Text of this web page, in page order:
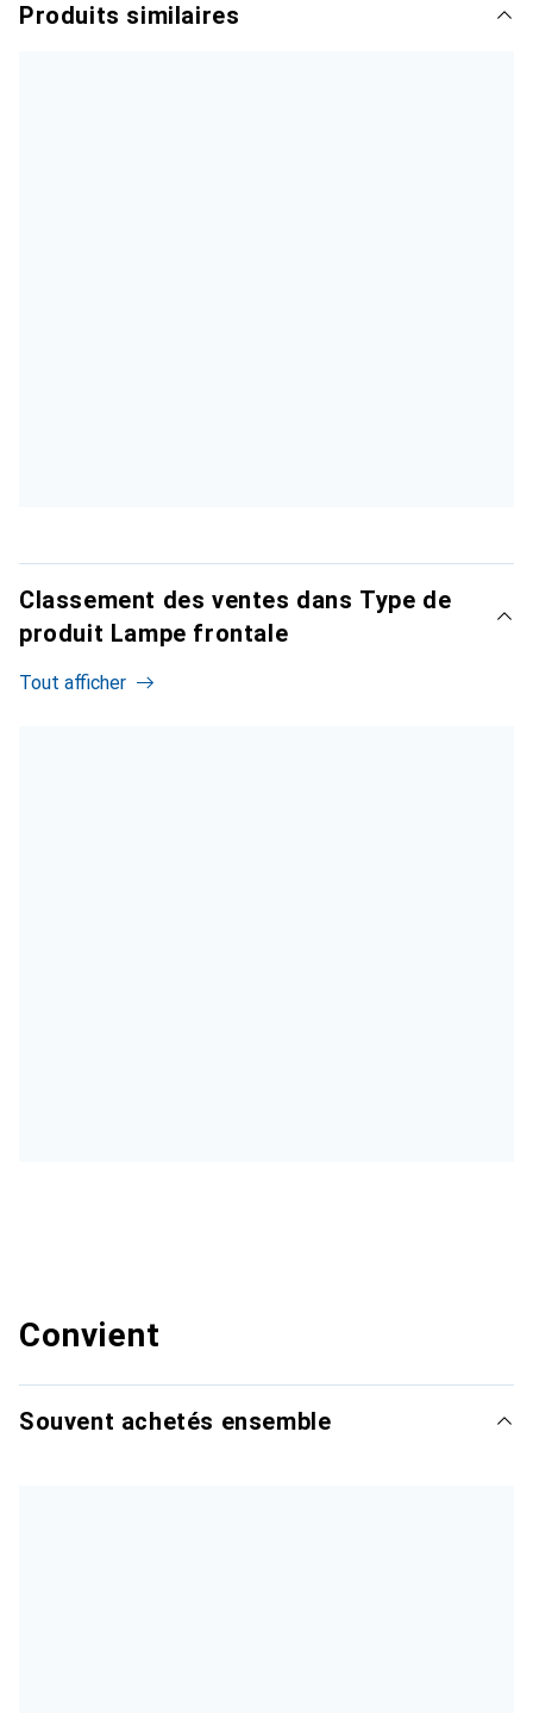
Produits similaires
Classement des ventes dans Type de
produit Lampe frontale
Tout afficher
Convient
Souvent achetés ensemble